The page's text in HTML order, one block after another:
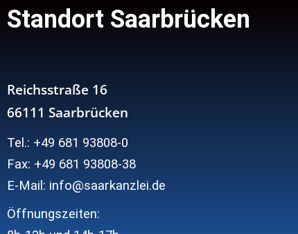
Standort Saarbrücken
Reichsstraße 16
66111 Saarbrücken
Tel.: +49 681 93808-0
Fax: +49 681 93808-38
E-Mail: info@saarkanzlei.de
Öffnungszeiten: